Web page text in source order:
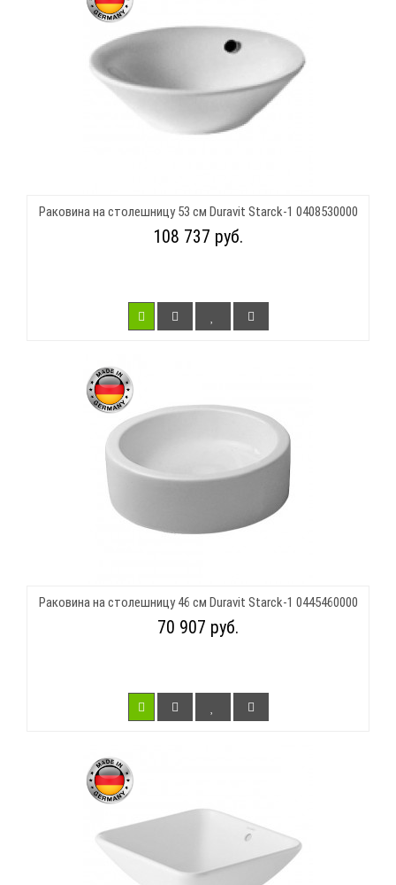
Раковина на столешницу 53 см Duravit Starck-1 0408530000
108 737 руб.
Раковина на столешницу 46 см Duravit Starck-1 0445460000
70 907 руб.